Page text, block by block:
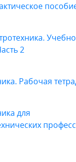
2
Рабочая
для